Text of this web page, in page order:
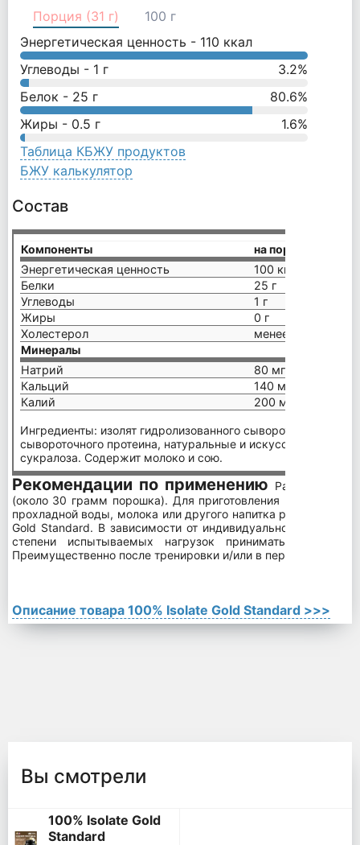
Порция (31 г)
100 г
Энергетическая ценность - 110 ккал
Углеводы - 1 г 3.2%
Белок - 25 г 80.6%
Жиры - 0.5 г 1.6%
Таблица КБЖУ продуктов
БЖУ калькулятор
Состав
Компоненты
на порцию (30 г)
Энергетическая ценность
100 ккал
Белки
25 г
Углеводы
1 г
Жиры
0 г
Холестерол
менее 5 мг
Минералы
Натрий
80 мг
Кальций
140 мг
Калий
200 мг
Ингредиенты: изолят гидролизованного сывороточного
сывороточного протеина, натуральные и искусственные
сукралоза. Содержит молоко и сою.
Рекомендации по применению Размер
(около 30 грамм порошка). Для приготовления
прохладной воды, молока или другого напитка размешайте
Gold Standard. В зависимости от индивидуальной
степени испытываемых нагрузок принимать от 1
Преимущественно после тренировки и/или в первый приём
Описание товара 100% Isolate Gold Standard >>>
Вы смотрели
100% Isolate Gold
Standard